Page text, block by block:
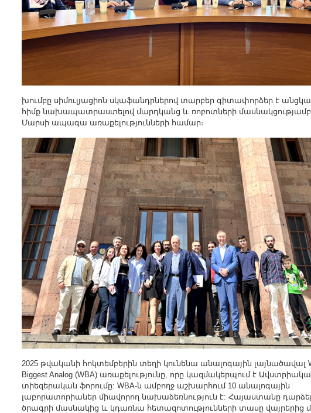
խումբը սիմուլյացիոն սկաֆանդրներով տարբեր գիտափորձեր է
հիմք նախապատրաստելով մարդկանց և ռոբոտների մասնակցությամբ
Մարսի ապագա առաքելությունների համար։
2025 թվականի հոկտեմբերին տեղի կունենա անալոգային լայնածավալ
Biggest Analog (WBA) առաքելությունը, որը կազմակերպում է
տիեզերական ֆորումը: WBA-ն ամբողջ աշխարհում 10 անալոգային
լաբորատորիաներ միավորող նախաձեռնություն է: Հայաստանը
ծրագրի մասնակից և կդառնա հետազոտությունների տասը վայրերից